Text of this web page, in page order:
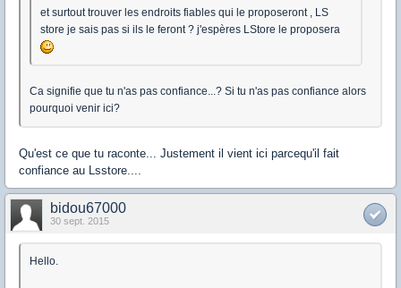
et surtout trouver les endroits fiables qui le proposeront , LS
store je sais pas si ils le feront ? j'espères LStore le proposera
Ca signifie que tu n'as pas confiance...? Si tu n'as pas confiance alors
pourquoi venir ici?
Qu'est ce que tu raconte... Justement il vient ici parcequ'il fait
confiance au Lsstore....
bidou67000
30 sept. 2015
Hello.